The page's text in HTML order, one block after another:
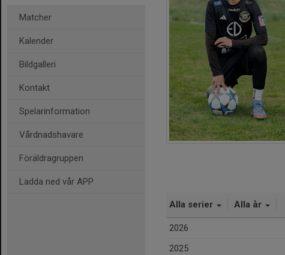
Matcher
Kalender
Bildgalleri
Kontakt
Spelarinformation
Vårdnadshavare
Föräldragruppen
Ladda ned vår APP
Alla serier Alla år
2026
2025